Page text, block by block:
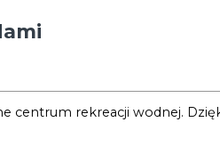
centrum rekreacji wodnej.